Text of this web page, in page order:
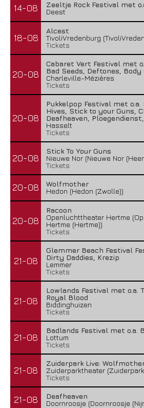
14-08
Zeeltje Rock Festival met
Deest
18-08
Alcest
TivoliVredenburg
Tickets
20-08
Cabaret Vert Festival met
Bad Seeds, Deftones,
Charleville-Mézières
Tickets
20-08
Pukkelpop Festival met
Hives, Stick to your Guns,
Deafheaven,
Hasselt
Tickets
20-08
Stick To Your Guns
Nieuwe Nor (Nieuwe Nor
Tickets
20-08
Wolfmother
Hedon (Hedon (Zwolle))
20-08
Racoon
Openluchttheater Hertme
Hertme (Hertme))
Tickets
21-08
Glemmer Beach Festival
Dirty Daddies, Krezip
Lemmer
Tickets
21-08
Lowlands Festival met o.a.
Royal Blood
Biddinghuizen
Tickets
21-08
Badlands Festival met o.a.
Lottum
Tickets
21-08
Zuiderpark Live:
Zuiderparktheater
Tickets
21-08
Deafheaven
Doornroosje (Doornroosje